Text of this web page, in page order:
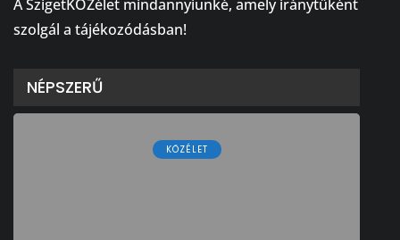
A SzigetKÖZélet mindannyiunké, amely iránytűként
szolgál a tájékozódásban!
NÉPSZERŰ
KÖZÉLET